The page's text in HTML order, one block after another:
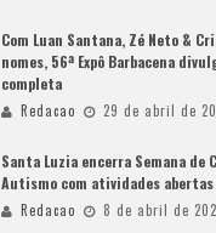
Com Luan Santana, Zé Neto &
nomes, 56ª Expô Barbacena
completa
Redacao 29 de abril de
Santa Luzia encerra Semana de
Autismo com atividades abertas
Redacao 8 de abril de